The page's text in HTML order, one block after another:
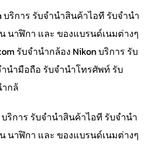
บริการ รับจำนำสินค้าไอที รับจำนำ
นาฬิกา และ ของแบรนด์เนมต่างๆ
รับจำนำกล้อง Nikon บริการ รับ
นำมือถือ รับจำนำโทรศัพท์ รับ
กล้
บริการ รับจำนำสินค้าไอที รับจำนำ
นาฬิกา และ ของแบรนด์เนมต่างๆ